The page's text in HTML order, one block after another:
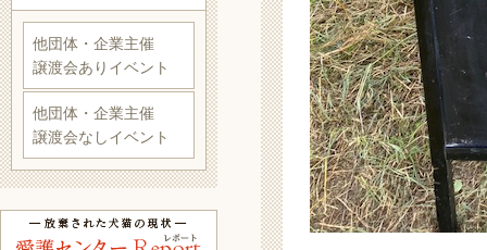
他団体・企業主催
譲渡会ありイベント
他団体・企業主催
譲渡会なしイベント